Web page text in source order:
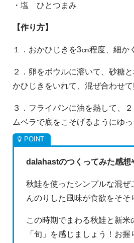
・塩 ひとつまみ
【作り方】
１．おかひじきを3㎝程度、細か
２．卵をボウルに溶いて、砂糖
かひじきをいれて、混ぜ合わせて
３．フライパンに油を熱して、
ムベラで底をこそげるようにゆっ
dalahastのつくってみた感想
秋鮭を使ったシンプルな混ぜ
んのりした風味が食欲をそそ
この時期でまわる秋鮭と新米
「旬」を感じましょう！お